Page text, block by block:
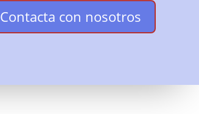
Contacta con nosotros